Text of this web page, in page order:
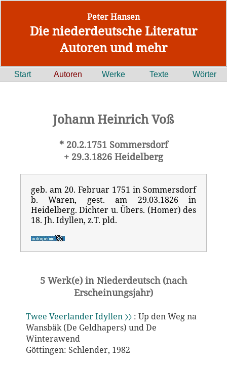
Peter Hansen
Die niederdeutsche Literatur
Autoren und mehr
Start Autoren Werke Texte Wörter
Johann Heinrich Voß
* 20.2.1751 Sommersdorf
+ 29.3.1826 Heidelberg
geb. am 20. Februar 1751 in Sommersdorf
b. Waren, gest. am 29.03.1826 in
Heidelberg. Dichter u. Übers. (Homer) des
18. Jh. Idyllen, z.T. pld.
5 Werk(e) in Niederdeutsch (nach
Erscheinungsjahr)
Twee Veerlander Idyllen 〉〉: Up den Weg na
Wansbäk (De Geldhapers) und De
Winterawend
Göttingen: Schlender, 1982